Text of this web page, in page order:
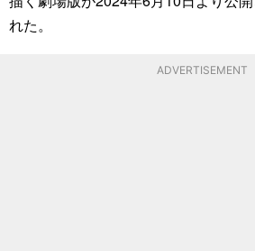
れた。
ADVERTISEMENT